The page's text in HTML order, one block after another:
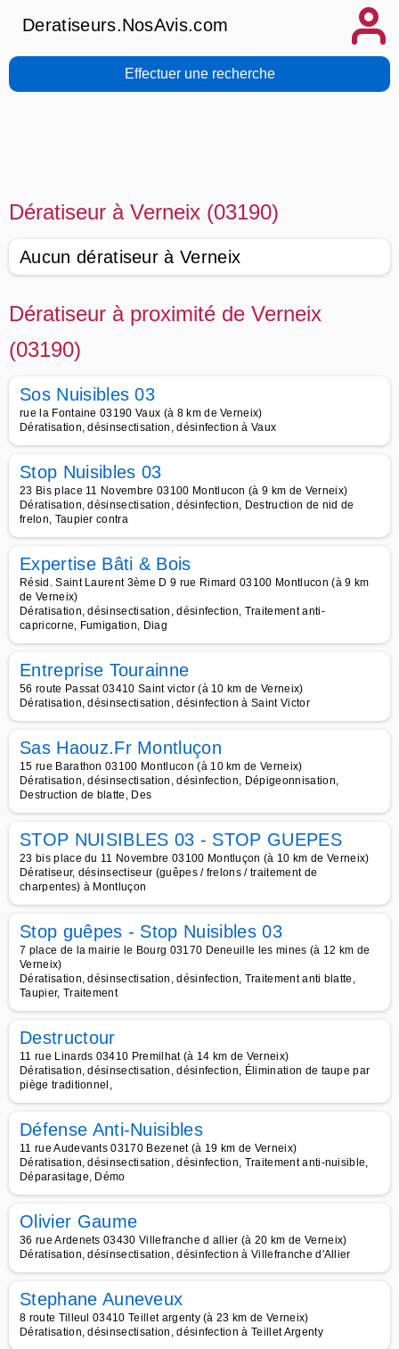
Deratiseurs.NosAvis.com
Effectuer une recherche
Dératiseur à Verneix (03190)
Aucun dératiseur à Verneix
Dératiseur à proximité de Verneix
(03190)
Sos Nuisibles 03
rue la Fontaine 03190 Vaux (à 8 km de Verneix)
Dératisation, désinsectisation, désinfection à Vaux
Stop Nuisibles 03
23 Bis place 11 Novembre 03100 Montlucon (à 9 km de Verneix)
Dératisation, désinsectisation, désinfection, Destruction de nid de
frelon, Taupier contra
Expertise Bâti & Bois
Résid. Saint Laurent 3ème D 9 rue Rimard 03100 Montlucon (à 9 km
de Verneix)
Dératisation, désinsectisation, désinfection, Traitement anti-
capricorne, Fumigation, Diag
Entreprise Tourainne
56 route Passat 03410 Saint victor (à 10 km de Verneix)
Dératisation, désinsectisation, désinfection à Saint Victor
Sas Haouz.Fr Montluçon
15 rue Barathon 03100 Montlucon (à 10 km de Verneix)
Dératisation, désinsectisation, désinfection, Dépigeonnisation,
Destruction de blatte, Des
STOP NUISIBLES 03 - STOP GUEPES
23 bis place du 11 Novembre 03100 Montluçon (à 10 km de Verneix)
Dératiseur, désinsectiseur (guêpes / frelons / traitement de
charpentes) à Montluçon
Stop guêpes - Stop Nuisibles 03
7 place de la mairie le Bourg 03170 Deneuille les mines (à 12 km de
Verneix)
Dératisation, désinsectisation, désinfection, Traitement anti blatte,
Taupier, Traitement
Destructour
11 rue Linards 03410 Premilhat (à 14 km de Verneix)
Dératisation, désinsectisation, désinfection, Élimination de taupe par
piège traditionnel,
Défense Anti-Nuisibles
11 rue Audevants 03170 Bezenet (à 19 km de Verneix)
Dératisation, désinsectisation, désinfection, Traitement anti-nuisible,
Déparasitage, Démo
Olivier Gaume
36 rue Ardenets 03430 Villefranche d allier (à 20 km de Verneix)
Dératisation, désinsectisation, désinfection à Villefranche d'Allier
Stephane Auneveux
8 route Tilleul 03410 Teillet argenty (à 23 km de Verneix)
Dératisation, désinsectisation, désinfection à Teillet Argenty